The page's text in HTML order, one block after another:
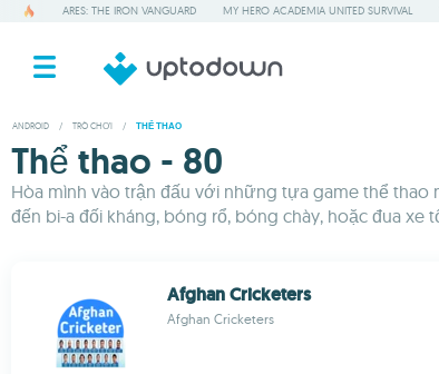
ARES: THE IRON VANGUARD MY HERO ACADEMIA UNITED SURVIVAL
ANDROID / TRÒ CHƠI / THỂ THAO
Thể thao - 80
Hòa mình vào trận đấu với những tựa game thể
đến bi-a đối kháng, bóng rổ, bóng chày, hoặc đua
Afghan Cricketers
Afghan Cricketers